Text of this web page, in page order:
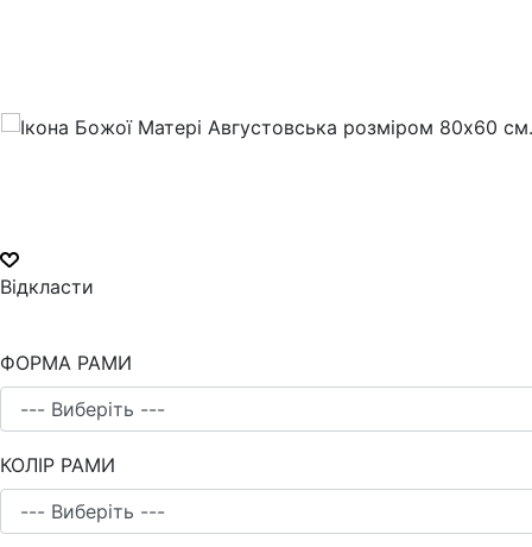
Відкласти
ФОРМА РАМИ
КОЛІР РАМИ